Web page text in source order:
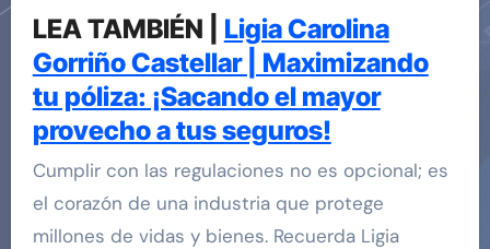
LEA TAMBIÉN | Ligia Carolina
Gorriño Castellar | Maximizando
tu póliza: ¡Sacando el mayor
provecho a tus seguros!
Cumplir con las regulaciones no es opcional; es
el corazón de una industria que protege
millones de vidas y bienes. Recuerda Ligia